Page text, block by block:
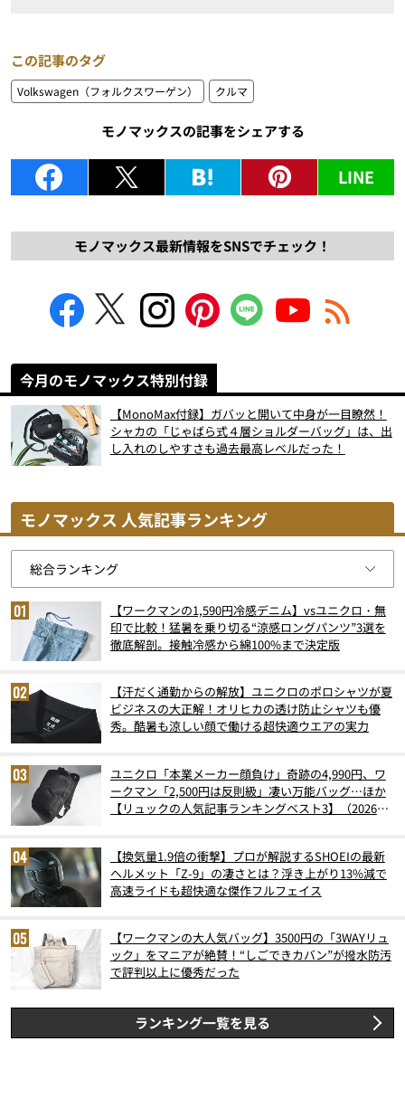
この記事のタグ
Volkswagen（フォルクスワーゲン） クルマ
モノマックスの記事をシェアする
LINE
モノマックス最新情報をSNSでチェック！
今月のモノマックス特別付録
【MonoMax付録】ガバッと開いて中身が一目瞭然！
シャカの「じゃばら式４層ショルダーバッグ」は、出
し入れのしやすさも過去最高レベルだった！
モノマックス 人気記事ランキング
【ワークマンの1,590円冷感デニム】vsユニクロ・無
印で比較！猛暑を乗り切る“涼感ロングパンツ”3選を
徹底解剖。接触冷感から綿100%まで決定版
【汗だく通勤からの解放】ユニクロのポロシャツが夏
ビジネスの大正解！オリヒカの透け防止シャツも優
秀。酷暑も涼しい顔で働ける超快適ウエアの実力
ユニクロ「本業メーカー顔負け」奇跡の4,990円、ワ
ークマン「2,500円は反則級」凄い万能バッグ…ほか
【リュックの人気記事ランキングベスト3】（2026年
【換気量1.9倍の衝撃】プロが解説するSHOEIの最新
ヘルメット「Z-9」の凄さとは？浮き上がり13%減で
高速ライドも超快適な傑作フルフェイス
【ワークマンの大人気バッグ】3500円の「3WAYリュ
ック」をマニアが絶賛！“しごできカバン”が撥水防汚
で評判以上に優秀だった
ランキング一覧を見る